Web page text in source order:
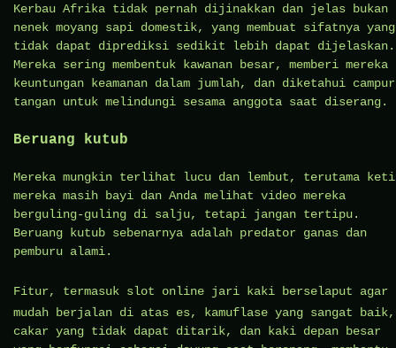
Kerbau Afrika tidak pernah dijinakkan dan jelas bukan
nenek moyang sapi domestik, yang membuat sifatnya yang
tidak dapat diprediksi sedikit lebih dapat dijelaskan.
Mereka sering membentuk kawanan besar, memberi mereka
keuntungan keamanan dalam jumlah, dan diketahui campur
tangan untuk melindungi sesama anggota saat diserang.
Beruang kutub
Mereka mungkin terlihat lucu dan lembut, terutama
mereka masih bayi dan Anda melihat video mereka
berguling-guling di salju, tetapi jangan tertipu.
Beruang kutub sebenarnya adalah predator ganas dan
pemburu alami.
Fitur, termasuk slot online jari kaki berselaput agar
mudah berjalan di atas es, kamuflase yang sangat baik,
cakar yang tidak dapat ditarik, dan kaki depan besar